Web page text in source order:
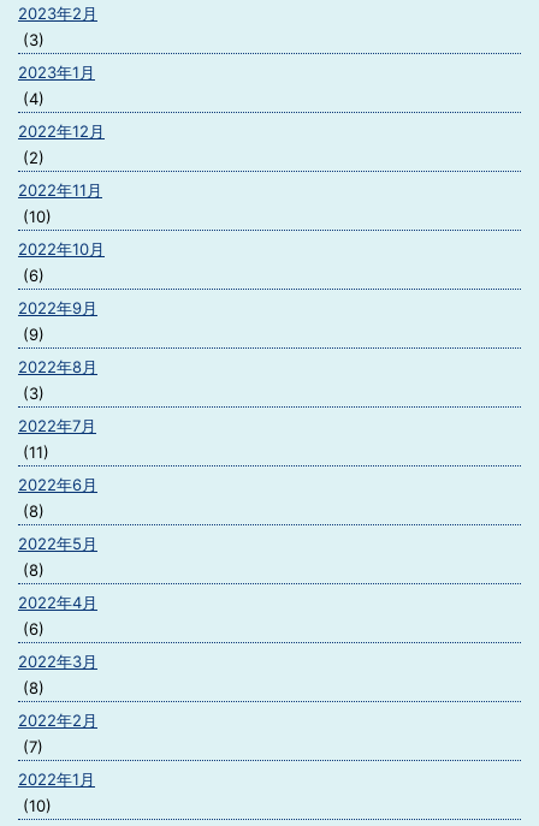
2023年2月
(3)
2023年1月
(4)
2022年12月
(2)
2022年11月
(10)
2022年10月
(6)
2022年9月
(9)
2022年8月
(3)
2022年7月
(11)
2022年6月
(8)
2022年5月
(8)
2022年4月
(6)
2022年3月
(8)
2022年2月
(7)
2022年1月
(10)